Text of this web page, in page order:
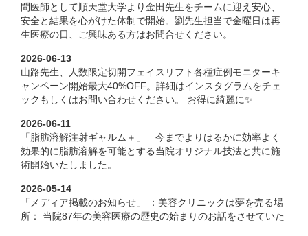
問医師として順天堂大学より金田先生をチームに迎え安心、
安全と結果を心がけた体制で開始。劉先生担当で金曜日は再
生医療の日、ご興味ある方はお問合せください。
2026-06-13
山路先生、人数限定切開フェイスリフト各種症例モニターキ
ャンペーン開始最大40%OFF。詳細はインスタグラムをチェ
ックもしくはお問い合わせください。 お得に綺麗に✨
2026-06-11
「脂肪溶解注射ギャルム＋」 今までよりはるかに効率よく
効果的に脂肪溶解を可能とする当院オリジナル技法と共に施
術開始いたしました。
2026-05-14
「メディア掲載のお知らせ」 ：美容クリニックは夢を売る場
所： 当院87年の美容医療の歴史の始まりのお話をさせていた